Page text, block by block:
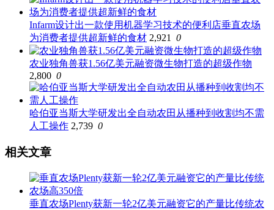
Infarm设计出一款使用机器学习技术的便利店垂直农场
为消费者提供超新鲜的食材 2,921 0
农业独角兽获1.56亿美元融资微生物打造的超级作物
2,800 0
哈伯亚当斯大学研发出全自动农田从播种到收割均不需
人工操作 2,739 0
相关文章
垂直农场Plenty获新一轮2亿美元融资它的产量比传统农